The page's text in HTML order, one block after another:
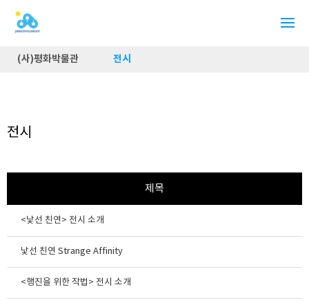
(사)평화박물관 전시
전시
제목
<낯선 친연> 전시 소개
낯선 친연 Strange Affinity
<행진을 위한 작법> 전시 소개